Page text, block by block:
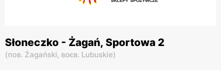
Słoneczko - Żagań, Sportowa 2
(пов. Żagański, воєв. Lubuskie)